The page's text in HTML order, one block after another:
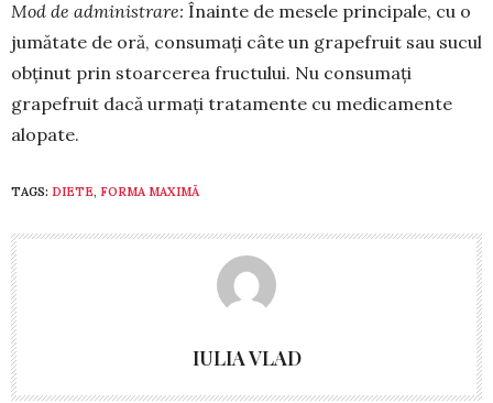
Mod de ad­mi­­nistrare: Îna­inte de mesele prin­ci­pale, cu o
ju­mătate de oră, con­su­mați câ­te un grape­fruit sau sucul
obținut prin stoarcerea fructu­lui. Nu consumați
grapefruit dacă urmați tratamente cu medicamente
alopate.
TAGS: DIETE, FORMA MAXIMĂ
IULIA VLAD